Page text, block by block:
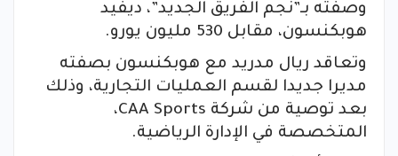
وصفته بـ”نجم الفريق الجديد”، ديفيد
هوبكنسون، مقابل 530 مليون يورو.
وتعاقد ريال مدريد مع هوبكنسون بصفته
مديرا جديدا لقسم العمليات التجارية، وذلك
بعد توصية من شركة CAA Sports،
المتخصصة في الإدارة الرياضية.